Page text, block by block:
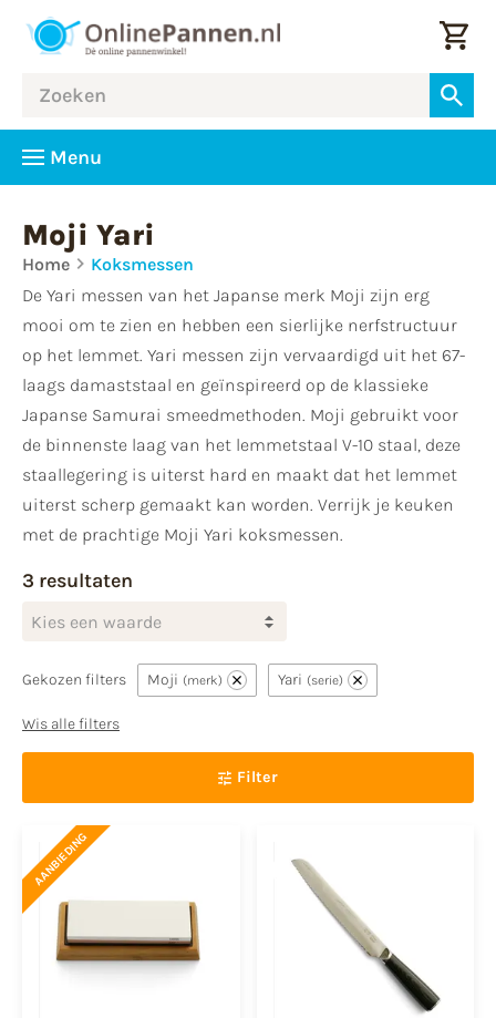
Menu
Moji Yari
Home
Koksmessen
De Yari messen van het Japanse merk Moji zijn erg
mooi om te zien en hebben een sierlijke nerfstructuur
op het lemmet. Yari messen zijn vervaardigd uit het 67-
laags damaststaal en geïnspireerd op de klassieke
Japanse Samurai smeedmethoden. Moji gebruikt voor
de binnenste laag van het lemmetstaal V-10 staal, deze
staallegering is uiterst hard en maakt dat het lemmet
uiterst scherp gemaakt kan worden. Verrijk je keuken
met de prachtige Moji Yari koksmessen.
3 resultaten
Kies een waarde
Gekozen filters Moji merk Yari serie
Wis alle filters
Filter
AANBIEDING